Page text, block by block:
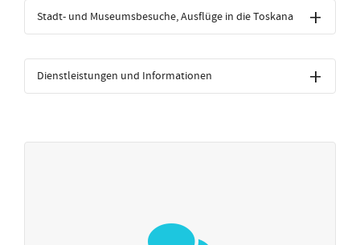
Stadt- und Museumsbesuche, Ausflüge in die Toskana
Dienstleistungen und Informationen
Nehmen Sie Ihren Unterricht bei einem unserer Lehrer, als